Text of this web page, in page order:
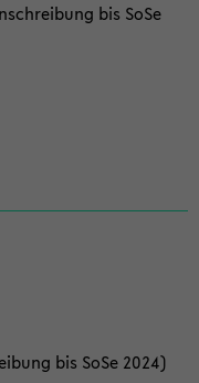
bis SoSe
bis SoSe 2024)